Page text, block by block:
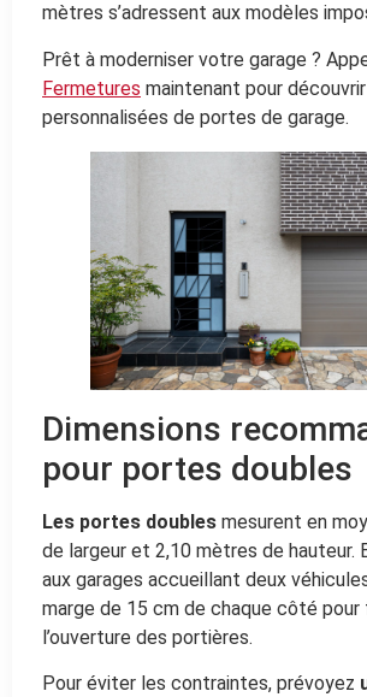
mètres s’adressent aux modèles
Prêt à moderniser votre garage ?
Fermetures maintenant pour
personnalisées de portes de garage.
Dimensions
pour portes doubles
Les portes doubles mesurent en
de largeur et 2,10 mètres de hauteur.
aux garages accueillant deux
marge de 15 cm de chaque côté
l’ouverture des portières.
Pour éviter les contraintes, prévoyez